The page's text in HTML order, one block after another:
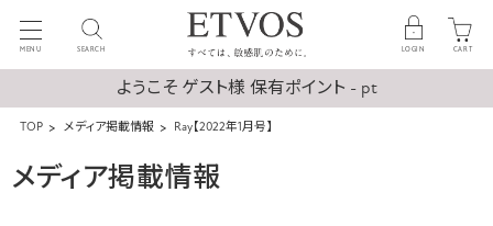
MENU SEARCH LOGIN CART
ようこそ ゲスト様 保有ポイント - pt
TOP メディア掲載情報 Ray【2022年1月号】
メディア掲載情報